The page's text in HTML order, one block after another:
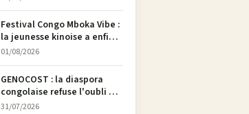
Festival Congo Mboka Vibe :
la jeunesse kinoise a enfin
sa plateforme de culture
01/08/2026
GENOCOST : la diaspora
congolaise refuse l'oubli et
lance une campagne pour
31/07/2026